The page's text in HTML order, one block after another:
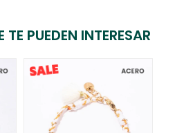
PUEDEN INTERESAR